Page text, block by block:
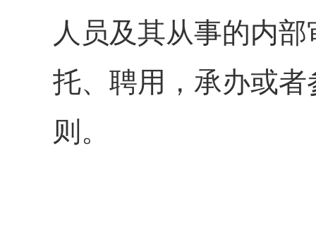
人员及其从事的内
托、聘用，承办或
则。